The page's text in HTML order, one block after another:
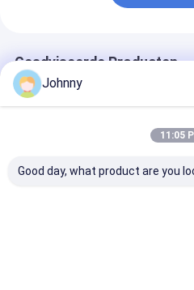
Geadviseerde Producten
Johnny
11:05
Good day, what product are you